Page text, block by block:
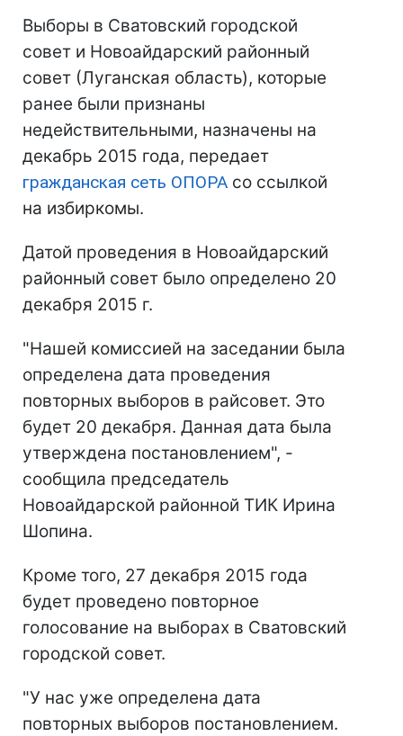
Выборы в Сватовский городской
совет и Новоайдарский районный
совет (Луганская область), которые
ранее были признаны
недействительными, назначены на
декабрь 2015 года, передает
гражданская сеть ОПОРА со ссылкой
на избиркомы.
Датой проведения в Новоайдарский
районный совет было определено 20
декабря 2015 г.
"Нашей комиссией на заседании была
определена дата проведения
повторных выборов в райсовет. Это
будет 20 декабря. Данная дата была
утверждена постановлением", -
сообщила председатель
Новоайдарской районной ТИК Ирина
Шопина.
Кроме того, 27 декабря 2015 года
будет проведено повторное
голосование на выборах в Сватовский
городской совет.
"У нас уже определена дата
повторных выборов постановлением.